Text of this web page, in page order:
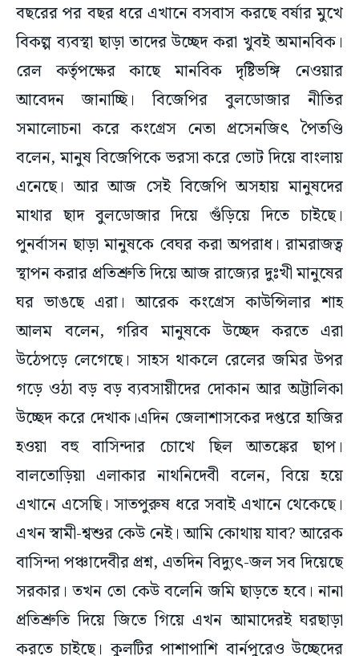
বছরের পর বছর ধরে এখানে বসবাস করছে বর্ষার মুখে
বিকল্প ব্যবস্থা ছাড়া তাদের উচ্ছেদ করা খুবই অমানবিক।
রেল কর্তৃপক্ষের কাছে মানবিক দৃষ্টিভঙ্গি নেওয়ার
আবেদন জানাচ্ছি। বিজেপির বুলডোজার নীতির
সমালোচনা করে কংগ্রেস নেতা প্রসেনজিৎ পৈতণ্ডি
বলেন, মানুষ বিজেপিকে ভরসা করে ভোট দিয়ে বাংলায়
এনেছে। আর আজ সেই বিজেপি অসহায় মানুষদের
মাথার ছাদ বুলডোজার দিয়ে গুঁড়িয়ে দিতে চাইছে।
পুনর্বাসন ছাড়া মানুষকে বেঘর করা অপরাধ। রামরাজত্ব
স্থাপন করার প্রতিশ্রুতি দিয়ে আজ রাজ্যের দুঃখী মানুষের
ঘর ভাঙছে এরা। আরেক কংগ্রেস কাউন্সিলার শাহ
আলম বলেন, গরিব মানুষকে উচ্ছেদ করতে এরা
উঠেপড়ে লেগেছে। সাহস থাকলে রেলের জমির উপর
গড়ে ওঠা বড় বড় ব্যবসায়ীদের দোকান আর অট্টালিকা
উচ্ছেদ করে দেখাক।এদিন জেলাশাসকের দপ্তরে হাজির
হওয়া বহু বাসিন্দার চোখে ছিল আতঙ্কের ছাপ।
বালতোড়িয়া এলাকার নাথনিদেবী বলেন, বিয়ে হয়ে
এখানে এসেছি। সাতপুরুষ ধরে সবাই এখানে থেকেছে।
এখন স্বামী-শ্বশুর কেউ নেই। আমি কোথায় যাব? আরেক
বাসিন্দা পঞ্চাদেবীর প্রশ্ন, এতদিন বিদ্যুৎ-জল সব দিয়েছে
সরকার। তখন তো কেউ বলেনি জমি ছাড়তে হবে। নানা
প্রতিশ্রুতি দিয়ে জিতে গিয়ে এখন আমাদেরই ঘরছাড়া
করতে চাইছে। কুলটির পাশাপাশি বার্নপুরেও উচ্ছেদের